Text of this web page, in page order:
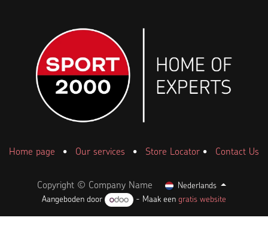
Home page • Our services • Store Locator • Contact Us
Copyright © Company Name
Nederlands
Aangeboden door
- Maak eengratis website